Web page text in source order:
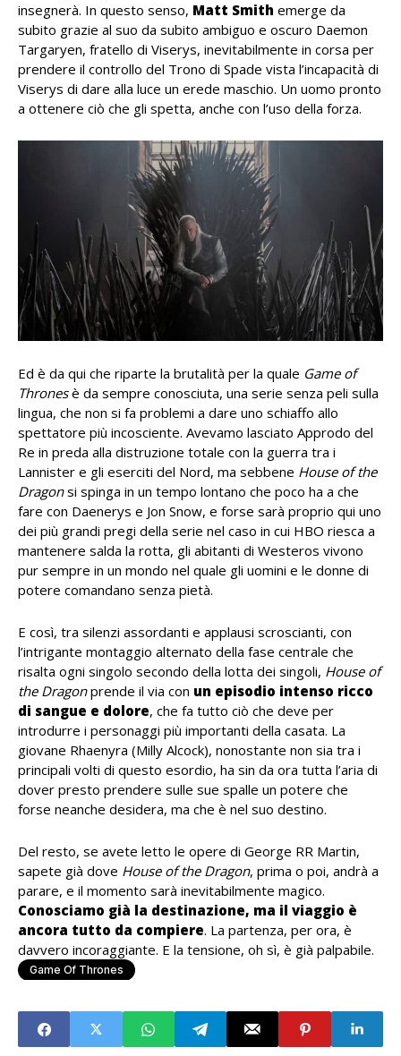
insegnerà. In questo senso, Matt Smith emerge da
subito grazie al suo da subito ambiguo e oscuro Daemon
Targaryen, fratello di Viserys, inevitabilmente in corsa per
prendere il controllo del Trono di Spade vista l’incapacità di
Viserys di dare alla luce un erede maschio. Un uomo pronto
a ottenere ciò che gli spetta, anche con l’uso della forza.
Ed è da qui che riparte la brutalità per la quale Game of
Thronesè da sempre conosciuta, una serie senza peli sulla
lingua, che non si fa problemi a dare uno schiaffo allo
spettatore più incosciente. Avevamo lasciato Approdo del
Re in preda alla distruzione totale con la guerra tra i
Lannister e gli eserciti del Nord, ma sebbene House of the
Dragonsi spinga in un tempo lontano che poco ha a che
fare con Daenerys e Jon Snow, e forse sarà proprio qui uno
dei più grandi pregi della serie nel caso in cui HBO riesca a
mantenere salda la rotta, gli abitanti di Westeros vivono
pur sempre in un mondo nel quale gli uomini e le donne di
potere comandano senza pietà.
E così, tra silenzi assordanti e applausi scroscianti, con
l’intrigante montaggio alternato della fase centrale che
risalta ogni singolo secondo della lotta dei singoli, House of
the Dragonprende il via con un episodio intenso ricco
di sangue e dolore, che fa tutto ciò che deve per
introdurre i personaggi più importanti della casata. La
giovane Rhaenyra (Milly Alcock), nonostante non sia tra i
principali volti di questo esordio, ha sin da ora tutta l’aria di
dover presto prendere sulle sue spalle un potere che
forse neanche desidera, ma che è nel suo destino.
Del resto, se avete letto le opere di George RR Martin,
sapete già dove House of the Dragon, prima o poi, andrà a
parare, e il momento sarà inevitabilmente magico.
Conosciamo già la destinazione, ma il viaggio è
ancora tutto da compiere. La partenza, per ora, è
davvero incoraggiante. E la tensione, oh sì, è già palpabile.
Game Of Thrones